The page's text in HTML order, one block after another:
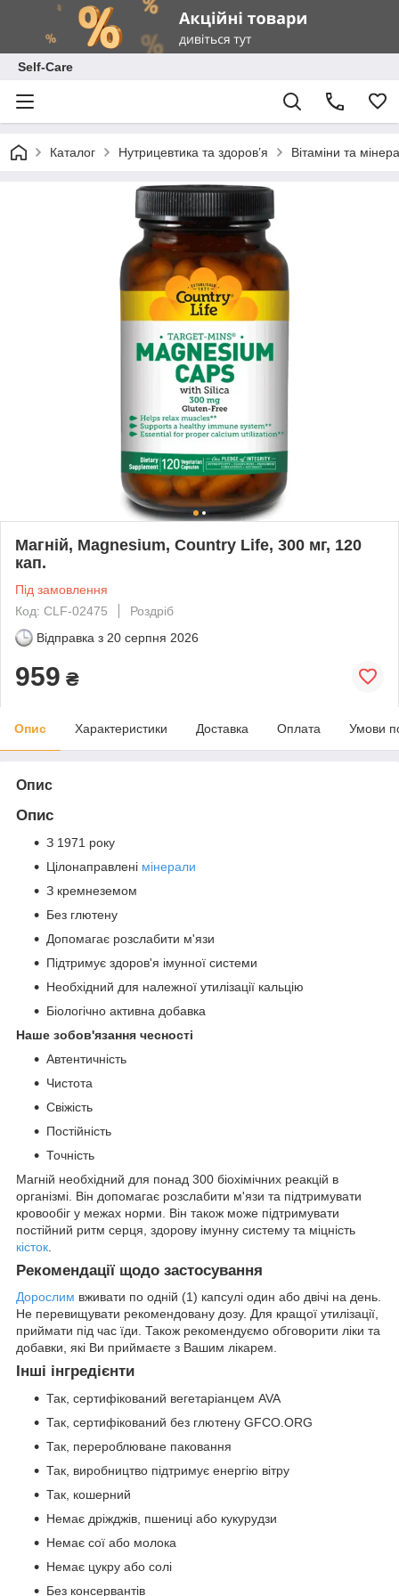
Self-Care
Каталог Нутрицевтика та здоров’я Вітаміни та
Магній, Magnesium, Country Life, 300 мг, 120
кап.
Під замовлення
Код: CLF-02475
Роздріб
Відправка з 20 серпня 2026
959 ₴
Опис Характеристики Доставка Оплата Умови
Опис
Опис
З 1971 року
Цілонаправлені мінерали
З кремнеземом
Без глютену
Допомагає розслабити м'язи
Підтримує здоров'я імунної системи
Необхідний для належної утилізації кальцію
Біологічно активна добавка
Наше зобов'язання чесності
Автентичність
Чистота
Свіжість
Постійність
Точність
Магній необхідний для понад 300 біохімічних реакцій в
організмі. Він допомагає розслабити м'язи та підтримувати
кровообіг у межах норми. Він також може підтримувати
постійний ритм серця, здорову імунну систему та міцність
кісток
Рекомендації щодо застосування
Дорослим вживати по одній (1) капсулі один або двічі на день.
Не перевищувати рекомендовану дозу. Для кращої утилізації,
приймати під час їди. Також рекомендуємо обговорити ліки та
добавки, які Ви приймаєте з Вашим лікарем.
Інші інгредієнти
Так, сертифікований вегетаріанцем AVA
Так, сертифікований без глютену GFCO.ORG
Так, перероблюване паковання
Так, виробництво підтримує енергію вітру
Так, кошерний
Немає дріжджів, пшениці або кукурудзи
Немає сої або молока
Немає цукру або солі
Без консервантів